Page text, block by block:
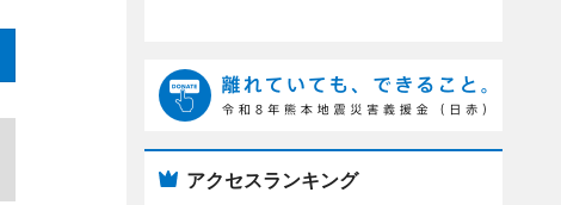
アクセスランキング